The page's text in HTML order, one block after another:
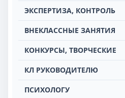
ЭКСПЕРТИЗА, КОНТРОЛЬ
ВНЕКЛАССНЫЕ ЗАНЯТИЯ
КОНКУРСЫ, ТВОРЧЕСКИЕ
КЛ РУКОВОДИТЕЛЮ
ПСИХОЛОГУ